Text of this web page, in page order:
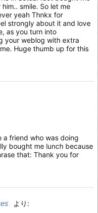
smile. So let me
yeah Thnkx for
strongly about it and love
as you turn into
your weblog with extra
Huge thumb up for this
a friend who was doing
bought me lunch because
that: Thank you for
より: